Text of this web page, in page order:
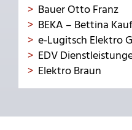
Bauer Otto Franz
BEKA – Bettina
e-Lugitsch Elektro
EDV
Elektro Braun